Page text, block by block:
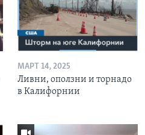
МАРТ 14, 2025
Ливни, оползни и торнадо
в Калифорнии